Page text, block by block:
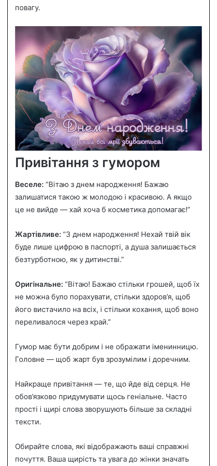
повагу.
Привітання з гумором
Веселе: “Вітаю з днем народження! Бажаю
залишатися такою ж молодою і красивою. А якщо
це не вийде — хай хоча б косметика допомагає!”
Жартівливе: “З днем народження! Нехай твій вік
буде лише цифрою в паспорті, а душа залишається
безтурботною, як у дитинстві.”
Оригінальне: “Вітаю! Бажаю стільки грошей, щоб їх
не можна було порахувати, стільки здоров’я, щоб
його вистачило на всіх, і стільки кохання, щоб воно
переливалося через край.”
Гумор має бути добрим і не ображати іменинницю.
Головне — щоб жарт був зрозумілим і доречним.
Найкраще привітання — те, що йде від серця. Не
обов’язково придумувати щось геніальне. Часто
прості і щирі слова зворушують більше за складні
тексти.
Обирайте слова, які відображають ваші справжні
почуття. Ваша щирість та увага до жінки значать